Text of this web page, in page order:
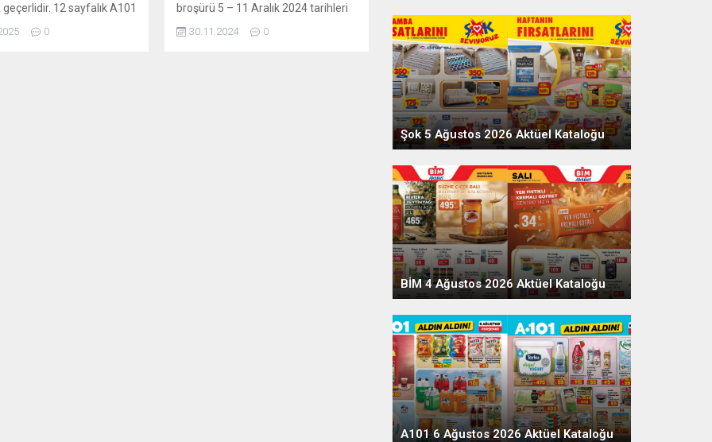
geçerlidir. 12 sayfalık A101
gıda, temizlik,
TV, mutfak ürünleri,
0
broşürü 5 – 11 Aralık 2024 tarihleri
arasında tüm A101 marketlerde
geçerlidir. Aktüel ürünler kataloğu
30.11.2024 0
Şok 5 Ağustos 2026 Aktüel Kataloğu
BİM 4 Ağustos 2026 Aktüel Kataloğu
A101 6 Ağustos 2026 Aktüel Kataloğu